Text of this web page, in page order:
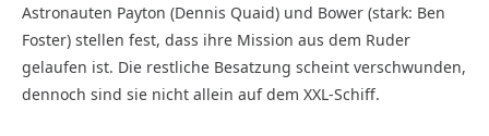
Astronauten Payton (Dennis Quaid) und Bower (stark: Ben
Foster) stellen fest, dass ihre Mission aus dem Ruder
gelaufen ist. Die restliche Besatzung scheint verschwunden,
dennoch sind sie nicht allein auf dem XXL-Schiff.